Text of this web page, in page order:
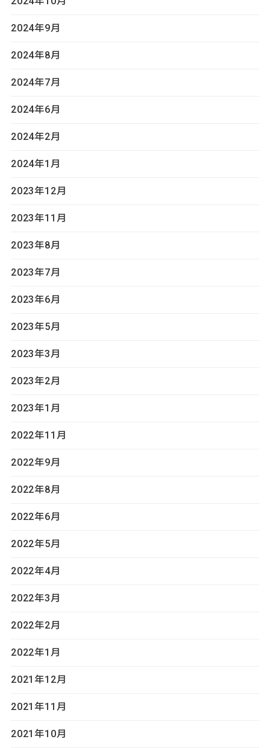
2024年9月
2024年8月
2024年7月
2024年6月
2024年2月
2024年1月
2023年12月
2023年11月
2023年8月
2023年7月
2023年6月
2023年5月
2023年3月
2023年2月
2023年1月
2022年11月
2022年9月
2022年8月
2022年6月
2022年5月
2022年4月
2022年3月
2022年2月
2022年1月
2021年12月
2021年11月
2021年10月